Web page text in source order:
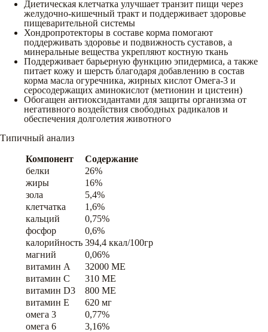
Диетическая клетчатка улучшает транзит пищи через
желудочно-кишечный тракт и поддерживает здоровье
пищеварительной системы
Хондропротекторы в составе корма помогают
поддерживать здоровье и подвижность суставов, а
минеральные вещества укрепляют костную ткань
Поддерживает барьерную функцию эпидермиса, а также
питает кожу и шерсть благодаря добавлению в состав
корма масла огуречника, жирных кислот Омега-3 и
серосодержащих аминокислот (метионин и цистеин)
Обогащен антиоксидантами для защиты организма от
негативного воздействия свободных радикалов и
обеспечения долголетия животного
Типичный анализ
Компонент
Содержание
белки
26%
жиры
16%
зола
5,4%
клетчатка
1,6%
кальций
0,75%
фосфор
0,6%
калорийность 394,4 ккал/100гр
магний
0,06%
витамин A
32000 ME
витамин C
310 ME
витамин D3
800 ME
витамин E
620 мг
омега 3
0,77%
омега 6
3,16%